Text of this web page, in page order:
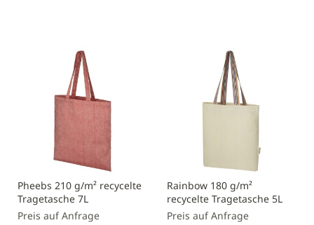
Pheebs 210 g/m² recycelte
Tragetasche 7L
Preis auf Anfrage
Rainbow 180 g/m²
recycelte Tragetasche 5L
Preis auf Anfrage